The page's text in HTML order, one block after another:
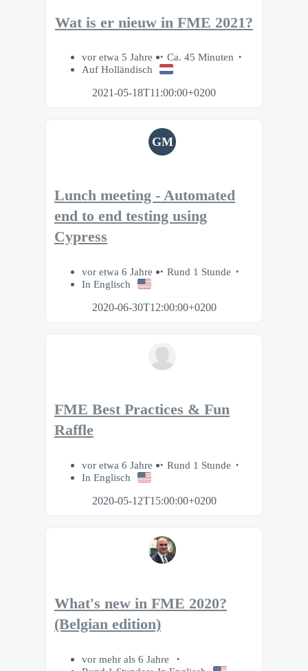
Wat is er nieuw in FME 2021?
vor etwa 5 Jahre
Ca. 45 Minuten
Auf Holländisch
2021-05-18T11:00:00+0200
GM
Lunch meeting - Automated
end to end testing using
Cypress
vor etwa 6 Jahre
Rund 1 Stunde
In Englisch
2020-06-30T12:00:00+0200
FME Best Practices & Fun
Raffle
vor etwa 6 Jahre
Rund 1 Stunde
In Englisch
2020-05-12T15:00:00+0200
What's new in FME 2020?
(Belgian edition)
vor mehr als 6 Jahre